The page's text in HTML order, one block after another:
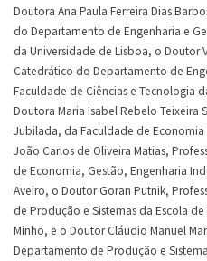
Doutora Ana Paula Ferreira Dias
do Departamento de Engenharia e
da Universidade de Lisboa, o Doutor
Catedrático do Departamento de
Faculdade de Ciências e Tecnologia
Doutora Maria Isabel Rebelo Teixeira
Jubilada, da Faculdade de
João Carlos de Oliveira Matias,
de Economia, Gestão, Engenharia
Aveiro, o Doutor Goran Putnik,
de Produção e Sistemas da Escola
Minho, e o Doutor Cláudio Manuel
Departamento de Produção e